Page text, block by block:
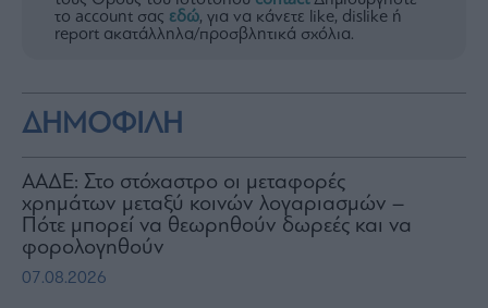
το account σας εδώ, για να κάνετε like, dislike ή
report ακατάλληλα/προσβλητικά σχόλια.
ΔΗΜΟΦΙΛΗ
ΑΑΔΕ: Στο στόχαστρο οι μεταφορές
χρημάτων μεταξύ κοινών λογαριασμών –
Πότε μπορεί να θεωρηθούν δωρεές και να
φορολογηθούν
07.08.2026